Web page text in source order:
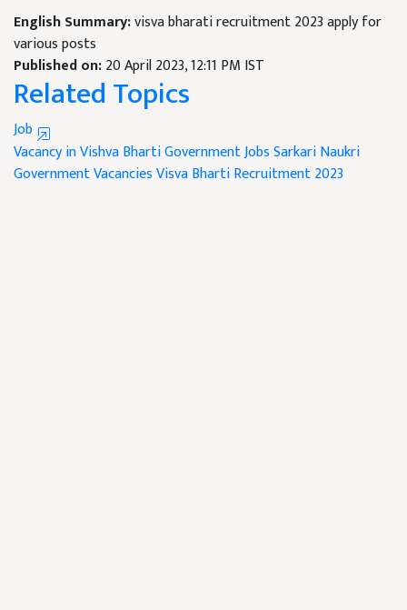
English Summary:visva bharati recruitment 2023 apply for
various posts
Published on:20 April 2023, 12:11 PM IST
Related Topics
Job
Vacancy in Vishva BhartiGovernment JobsSarkari Naukri
Government VacanciesVisva Bharti Recruitment 2023